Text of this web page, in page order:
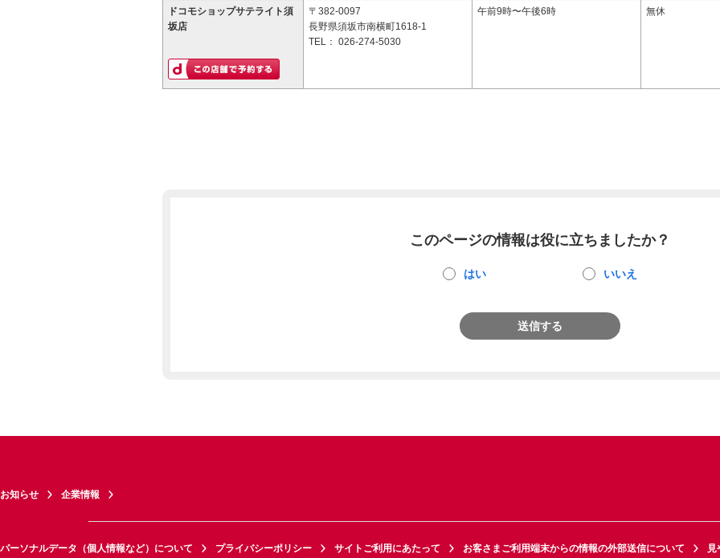
ドコモショップサテライト須
坂店
〒382-0097
長野県須坂市南横町1618-1
TEL： 026-274-5030
午前9時〜午後6時 無休
このページの情報は役に立ちましたか？
はい いいえ
送信する
お知らせ 企業情報
パーソナルデータ（個人情報など）について プライバシーポリシー サイトご利用にあたって お客さまご利用端末からの情報の外部送信について 見